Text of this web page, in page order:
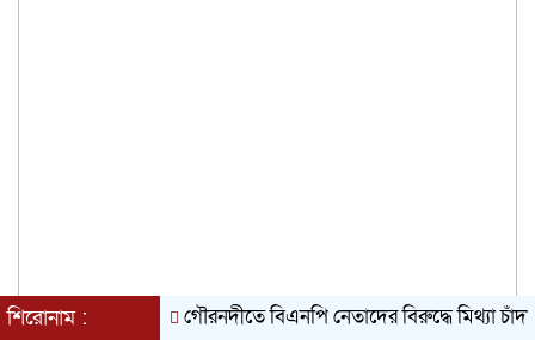
শিরোনাম : গৌরনদীতে বিএনপি নেতাদের বিরুদ্ধে মিথ্যা চাঁদা